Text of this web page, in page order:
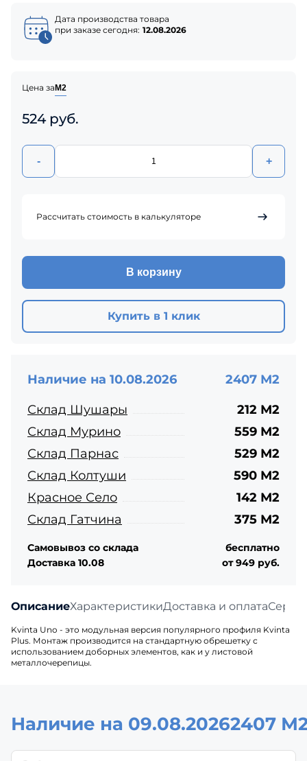
ОписаниеХарактеристикиДоставка и оплата
Kvinta Uno - это модульная версия популярного профиля Kvinta
Plus. Монтаж производится на стандартную обрешетку с
использованием доборных элементов, как и у листовой
металлочерепицы.
Дата производства товара
при заказе сегодня: 12.08.2026
Цена заМ2
524 руб.
- +
Рассчитать стоимость в калькуляторе
В корзину
Купить в 1 клик
Наличие на 10.08.2026
2407 М2
Склад Шушары
212 М2
Склад Мурино
559 М2
Склад Парнас
529 М2
Склад Колтуши
590 М2
Красное Село
142 М2
Склад Гатчина
375 М2
Самовывоз со склада
бесплатно
Доставка 10.08
от 949 руб.
Наличие на 09.08.20262407